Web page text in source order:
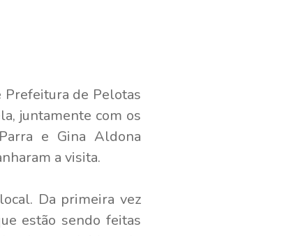
de Pelotas
juntamente com os
e Gina Aldona
a visita.
Da primeira vez
estão sendo feitas